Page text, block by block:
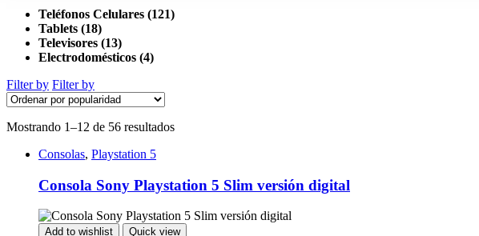
Teléfonos Celulares (121)
Tablets (18)
Televisores (13)
Electrodomésticos (4)
Filter by Filter by
Mostrando 1–12 de 56 resultadosOrdenado
Consolas, Playstation 5
Consola Sony Playstation 5 Slim versión digital
Add to wishlist Quick view